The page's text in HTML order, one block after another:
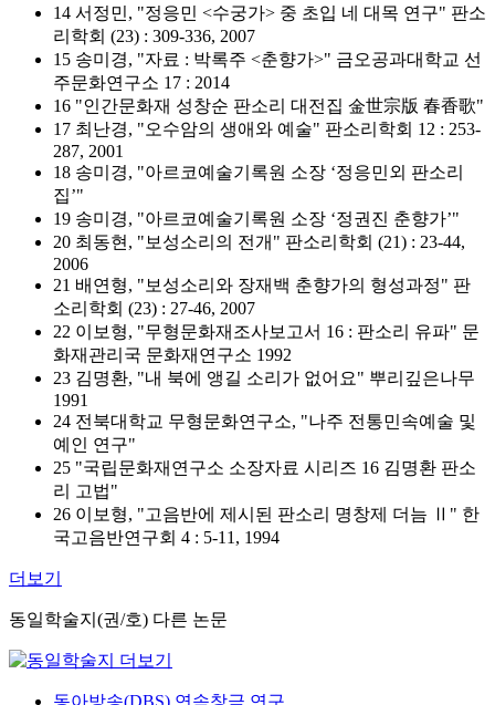
14 서정민, "정응민 <수궁가> 중 초입 네 대목 연구" 판소
리학회 (23) : 309-336, 2007
15 송미경, "자료 : 박록주 <춘향가>" 금오공과대학교 선
주문화연구소 17 : 2014
16 "인간문화재 성창순 판소리 대전집 金世宗版 春香歌"
17 최난경, "오수암의 생애와 예술" 판소리학회 12 : 253-
287, 2001
18 송미경, "아르코예술기록원 소장 ‘정응민외 판소리
집’"
19 송미경, "아르코예술기록원 소장 ‘정권진 춘향가’"
20 최동현, "보성소리의 전개" 판소리학회 (21) : 23-44,
2006
21 배연형, "보성소리와 장재백 춘향가의 형성과정" 판
소리학회 (23) : 27-46, 2007
22 이보형, "무형문화재조사보고서 16 : 판소리 유파" 문
화재관리국 문화재연구소 1992
23 김명환, "내 북에 앵길 소리가 없어요" 뿌리깊은나무
1991
24 전북대학교 무형문화연구소, "나주 전통민속예술 및
예인 연구"
25 "국립문화재연구소 소장자료 시리즈 16 김명환 판소
리 고법"
26 이보형, "고음반에 제시된 판소리 명창제 더늠 Ⅱ" 한
국고음반연구회 4 : 5-11, 1994
더보기
동일학술지(권/호) 다른 논문
동아방송(DBS) 연속창극 연구